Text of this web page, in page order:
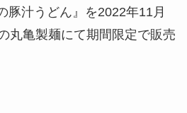
豚汁うどん』を2022年11月
丸亀製麺にて期間限定で販売